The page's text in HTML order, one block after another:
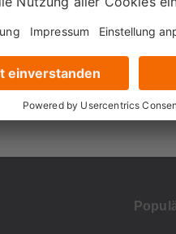
7.000 Sprachen und
Rechtschreibprüfung